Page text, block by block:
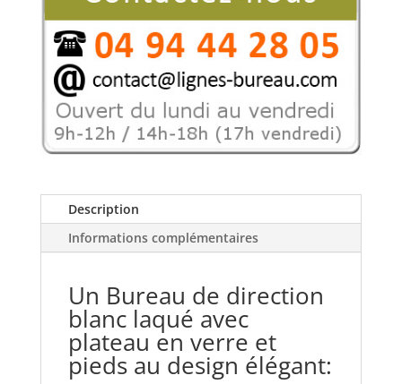
Description
Informations complémentaires
Un Bureau de direction
blanc laqué avec
plateau en verre et
pieds au design élégant: